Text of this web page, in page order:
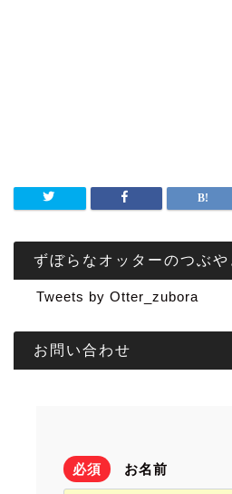
ずぼらなオッターのつぶや
Tweets by Otter_zubora
お問い合わせ
必須 お名前